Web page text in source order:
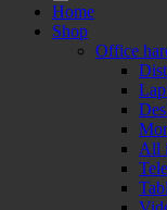
Home
Shop
Office
All